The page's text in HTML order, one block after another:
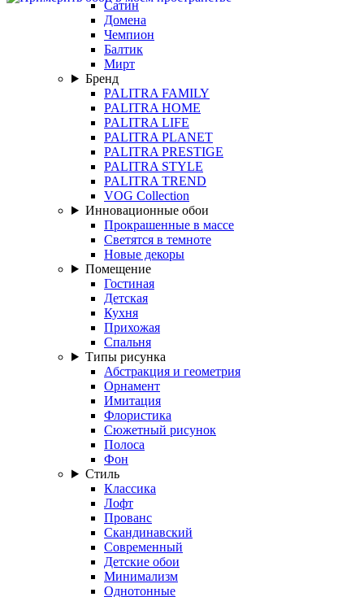
Сатин
Домена
Чемпион
Балтик
Мирт
Бренд
PALITRA FAMILY
PALITRA HOME
PALITRA LIFE
PALITRA PLANET
PALITRA PRESTIGE
PALITRA STYLE
PALITRA TREND
VOG Collection
Инновационные обои
Прокрашенные в массе
Светятся в темноте
Новые декоры
Помещение
Гостиная
Детская
Кухня
Прихожая
Спальня
Типы рисунка
Абстракция и геометрия
Орнамент
Имитация
Флористика
Сюжетный рисунок
Полоса
Фон
Стиль
Классика
Лофт
Прованс
Скандинавский
Современный
Детские обои
Минимализм
Однотонные